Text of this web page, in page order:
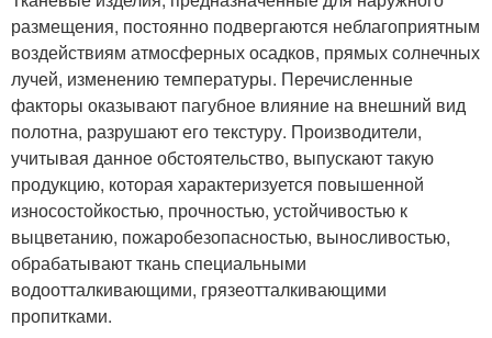
размещения, постоянно подвергаются неблагоприятным
воздействиям атмосферных осадков, прямых солнечных
лучей, изменению температуры. Перечисленные
факторы оказывают пагубное влияние на внешний вид
полотна, разрушают его текстуру. Производители,
учитывая данное обстоятельство, выпускают такую
продукцию, которая характеризуется повышенной
износостойкостью, прочностью, устойчивостью к
выцветанию, пожаробезопасностью, выносливостью,
обрабатывают ткань специальными
водоотталкивающими, грязеотталкивающими
пропитками.